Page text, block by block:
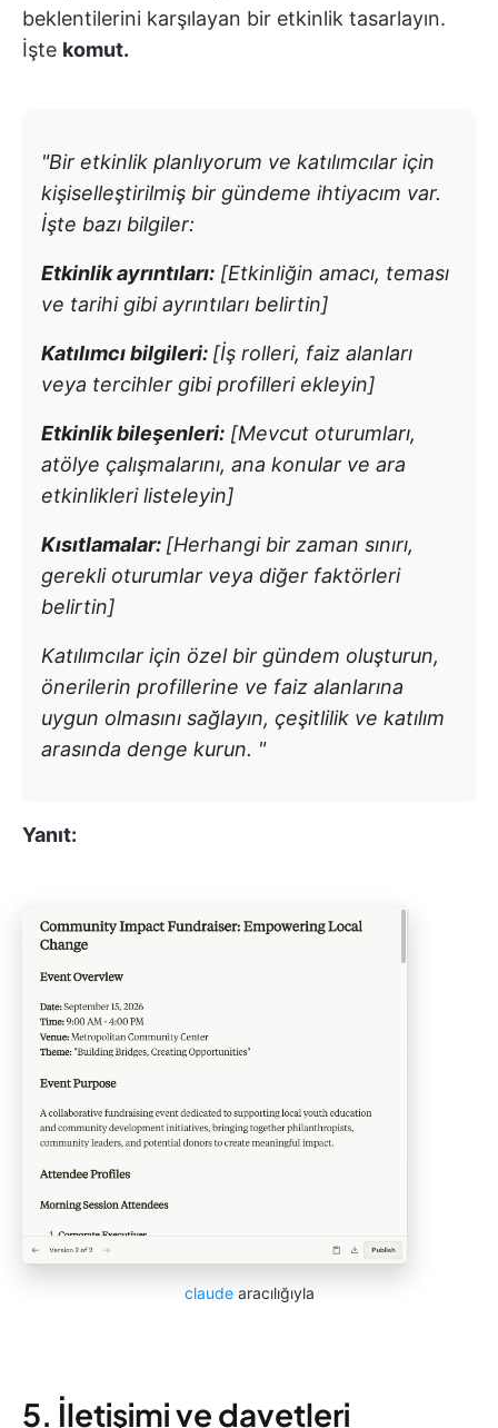
beklentilerini karşılayan bir etkinlik tasarlayın.
İşte komut.
"Bir etkinlik planlıyorum ve katılımcılar için
kişiselleştirilmiş bir gündeme ihtiyacım var.
İşte bazı bilgiler:
Etkinlik ayrıntıları: [Etkinliğin amacı, teması
ve tarihi gibi ayrıntıları belirtin]
Katılımcı bilgileri: [İş rolleri, faiz alanları
veya tercihler gibi profilleri ekleyin]
Etkinlik bileşenleri: [Mevcut oturumları,
atölye çalışmalarını, ana konular ve ara
etkinlikleri listeleyin]
Kısıtlamalar: [Herhangi bir zaman sınırı,
gerekli oturumlar veya diğer faktörleri
belirtin]
Katılımcılar için özel bir gündem oluşturun,
önerilerin profillerine ve faiz alanlarına
uygun olmasını sağlayın, çeşitlilik ve katılım
arasında denge kurun. "
Yanıt:
claudearacılığıyla
5. İletişimi ve davetleri